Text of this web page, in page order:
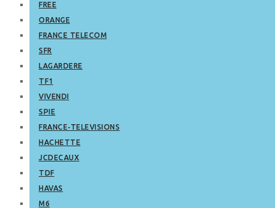
FREE
ORANGE
FRANCE TELECOM
SFR
LAGARDERE
TF1
VIVENDI
SPIE
FRANCE-TELEVISIONS
HACHETTE
JCDECAUX
TDF
HAVAS
M6